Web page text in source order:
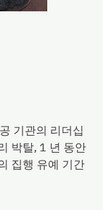
기관의 리더십
박탈, 1 년 동안
집행 유예 기간